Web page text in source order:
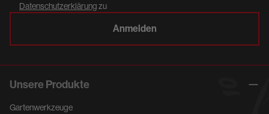
Mail-
Datenschutzerklärungzu
Anmelden
Unsere Produkte
Gartenwerkzeuge